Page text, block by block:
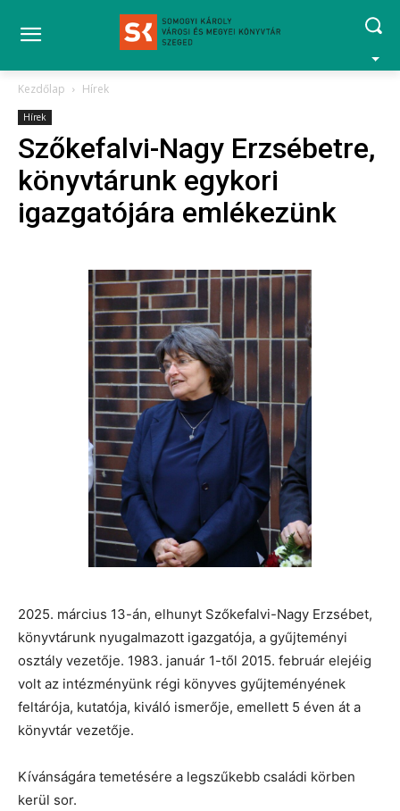
Kezdőlap Hírek
Hírek
Szőkefalvi-Nagy Erzsébetre,
könyvtárunk egykori
igazgatójára emlékezünk
2025. március 13-án, elhunyt Szőkefalvi-Nagy Erzsébet,
könyvtárunk nyugalmazott igazgatója, a gyűjteményi
osztály vezetője. 1983. január 1-től 2015. február elejéig
volt az intézményünk régi könyves gyűjteményének
feltárója, kutatója, kiváló ismerője, emellett 5 éven át a
könyvtár vezetője.
Kívánságára temetésére a legszűkebb családi körben
kerül sor.